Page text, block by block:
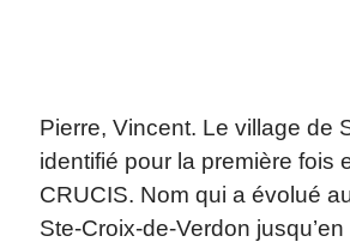
Pierre, Vincent. Le village de
identifié pour la première fois
CRUCIS. Nom qui a évolué
Ste-Croix-de-Verdon